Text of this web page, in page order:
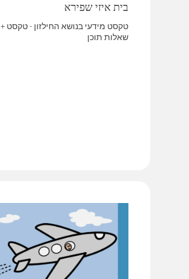
בית איזי שפירא
טקסט מידעי בנושא החילזון - טקסט +
שאלות תוכן